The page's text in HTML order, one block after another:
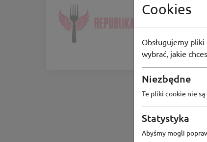
-10%
Cookies
Obsługujemy
wybrać, jakie
Niezbędne
Te pliki cookie nie
Statystyka
Abyśmy mogli